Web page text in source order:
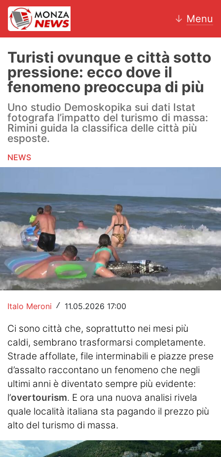
↓ Menu
News
AC Monza
Calcio
Motori
Volley
Hockey
Altri sport
Hockey
Pallanuoto
Pallamano
Turismo
Eventi
Turisti ovunque e città sotto
pressione: ecco dove il
fenomeno preoccupa di più
Uno studio Demoskopika sui dati Istat
fotografa l’impatto del turismo di massa:
Rimini guida la classifica delle città più
esposte.
NEWS
Italo Meroni / 11.05.2026 17:00
Ci sono città che, soprattutto nei mesi più
caldi, sembrano trasformarsi completamente.
Strade affollate, file interminabili e piazze prese
d’assalto raccontano un fenomeno che negli
ultimi anni è diventato sempre più evidente:
l’overtourism. E ora una nuova analisi rivela
quale località italiana sta pagando il prezzo più
alto del turismo di massa.